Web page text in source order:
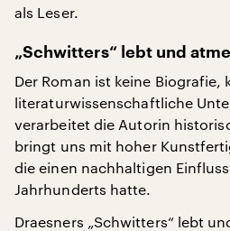
als Leser.
„Schwitters“ lebt und
Der Roman ist keine Biografie,
literaturwissenschaftliche
verarbeitet die Autorin
bringt uns mit hoher
die einen nachhaltigen
Jahrhunderts hatte.
Draesners „Schwitters“ lebt